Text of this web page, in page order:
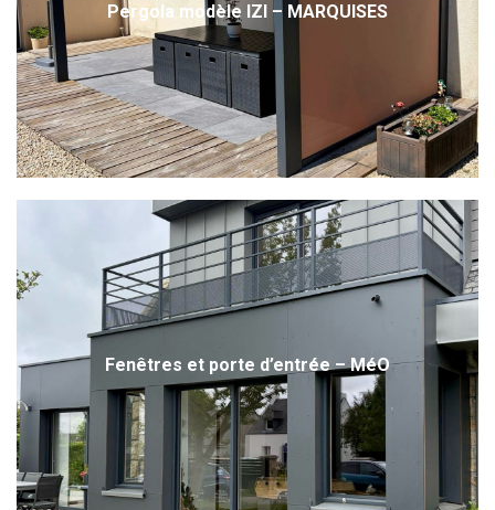
Pergola modèle IZI – MARQUISES
Fenêtres et porte d’entrée – MéO